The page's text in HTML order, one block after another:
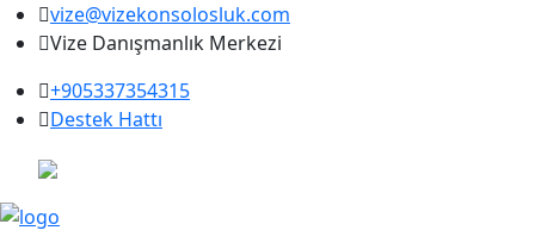
vize@vizekonsolosluk.com
Vize Danışmanlık Merkezi
+905337354315
Destek Hattı